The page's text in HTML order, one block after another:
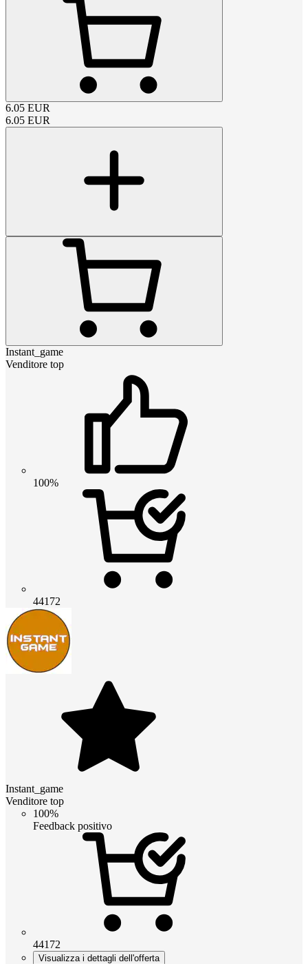
6.05 EUR
6.05 EUR
Instant_game
Venditore top
100%
44172
Instant_game
Venditore top
100%
Feedback positivo
44172
Visualizza i dettagli dell'offerta